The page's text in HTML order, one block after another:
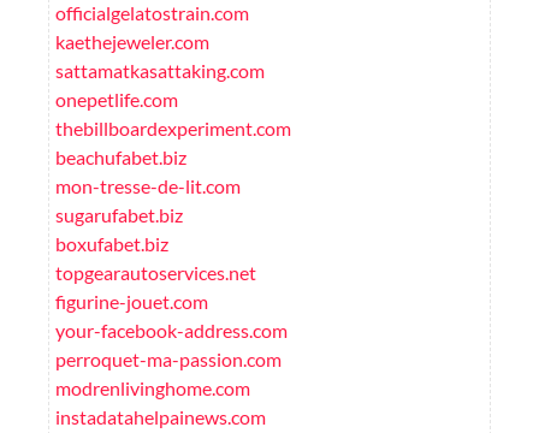
officialgelatostrain.com
kaethejeweler.com
sattamatkasattaking.com
onepetlife.com
thebillboardexperiment.com
beachufabet.biz
mon-tresse-de-lit.com
sugarufabet.biz
boxufabet.biz
topgearautoservices.net
figurine-jouet.com
your-facebook-address.com
perroquet-ma-passion.com
modrenlivinghome.com
instadatahelpainews.com